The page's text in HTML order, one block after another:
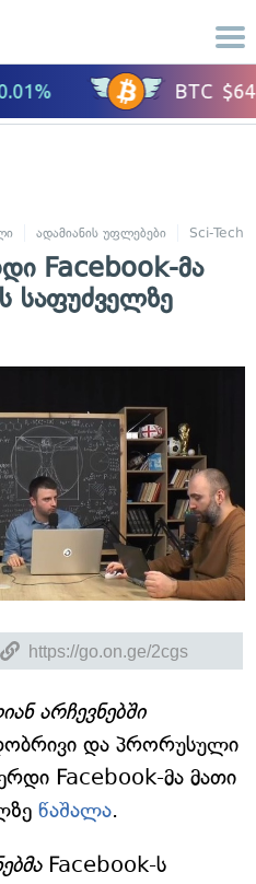
ადამიანის უფლებები Sci-Tech
Facebook-მა
საფუძველზე
არჩევნებში
და პრორუსული
Facebook-მა მათი
წაშალა.
Facebook-ს